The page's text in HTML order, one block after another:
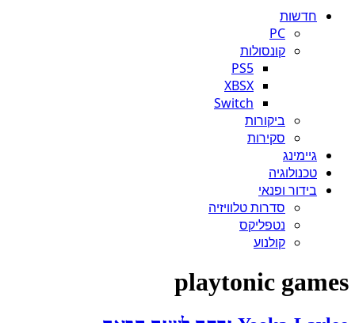
חדשות
PC
קונסולות
PS5
XBSX
Switch
ביקורות
סקירות
גיימינג
טכנולוגיה
בידור ופנאי
סדרות טלוויזיה
נטפליקס
קולנוע
playtonic games